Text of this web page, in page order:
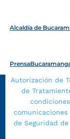
Alcaldía de
Autorización de
de
comunicaciones
de Seguridad